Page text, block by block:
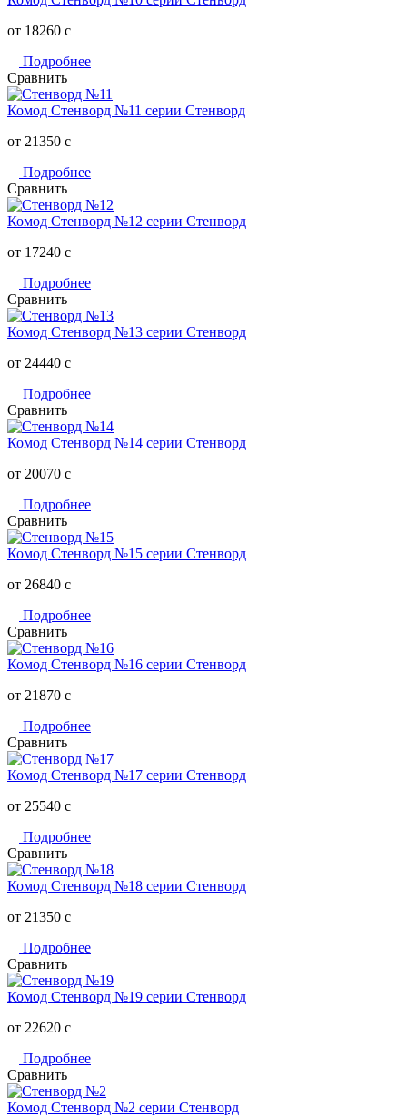
от 18260 c
Подробнее
Сравнить
Комод Стенворд №11 серии Стенворд
от 21350 c
Подробнее
Сравнить
Комод Стенворд №12 серии Стенворд
от 17240 c
Подробнее
Сравнить
Комод Стенворд №13 серии Стенворд
от 24440 c
Подробнее
Сравнить
Комод Стенворд №14 серии Стенворд
от 20070 c
Подробнее
Сравнить
Комод Стенворд №15 серии Стенворд
от 26840 c
Подробнее
Сравнить
Комод Стенворд №16 серии Стенворд
от 21870 c
Подробнее
Сравнить
Комод Стенворд №17 серии Стенворд
от 25540 c
Подробнее
Сравнить
Комод Стенворд №18 серии Стенворд
от 21350 c
Подробнее
Сравнить
Комод Стенворд №19 серии Стенворд
от 22620 c
Подробнее
Сравнить
Комод Стенворд №2 серии Стенворд